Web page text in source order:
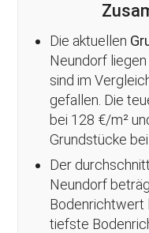
Die aktuellen
Neundorf
sind im
gefallen . Die
bei 128 €/m²
Grundstücke
Der
Neundorf
Bodenrichtwert
tiefste